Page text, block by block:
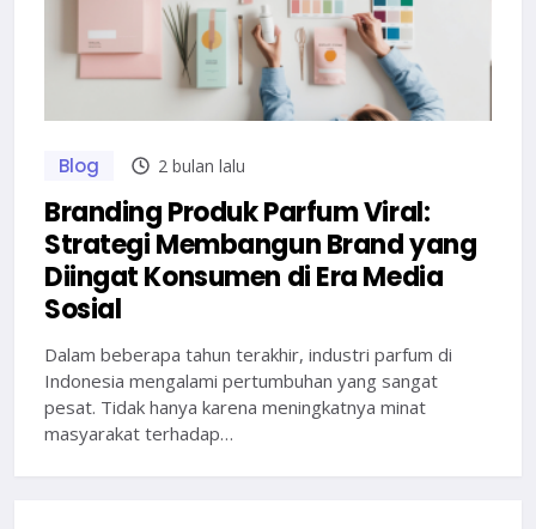
Blog 2 bulan lalu
Branding Produk Parfum Viral:
Strategi Membangun Brand yang
Diingat Konsumen di Era Media
Sosial
Dalam beberapa tahun terakhir, industri parfum di
Indonesia mengalami pertumbuhan yang sangat
pesat. Tidak hanya karena meningkatnya minat
masyarakat terhadap…